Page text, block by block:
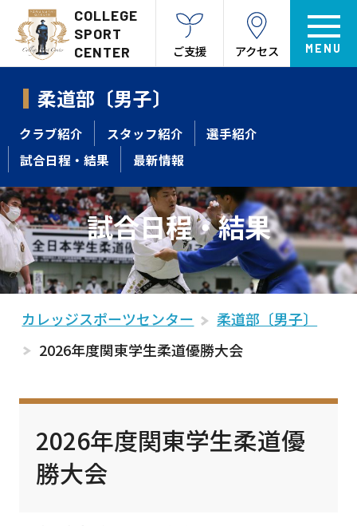
COLLEGE
SPORT
CENTER
ご支援 アクセス
柔道部〔男子〕
クラブ紹介 スタッフ紹介
選手紹介
試合日程・結果
最新情報
試合日程・結果
カレッジスポーツセンター
柔道部〔男子〕
2026年度関東学生柔道優勝大会
2026年度関東学生柔道優
勝大会